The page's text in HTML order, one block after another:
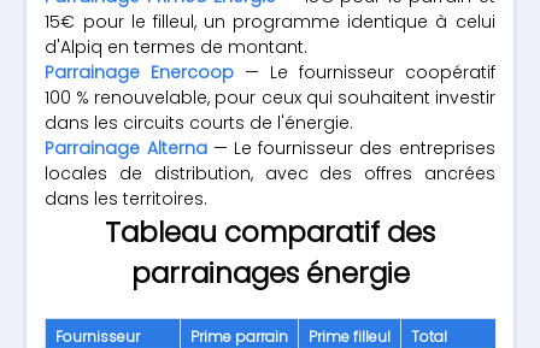
15€ pour le filleul, un programme identique à celui
d'Alpiq en termes de montant.
Parrainage Enercoop — Le fournisseur coopératif
100 % renouvelable, pour ceux qui souhaitent investir
dans les circuits courts de l'énergie.
Parrainage Alterna— Le fournisseur des entreprises
locales de distribution, avec des offres ancrées
dans les territoires.
Tableau comparatif des
parrainages énergie
Fournisseur Prime parrain Prime filleul Total